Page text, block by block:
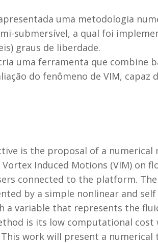
uma metodologia
submersível, a qual foi
graus de liberdade.
uma ferramenta que combine
do fenômeno de VIM,
is the proposal of a
Induced Motions (VIM) on
connected to the platform.
by a simple nonlinear and
a variable that represents the
is its low computational
This work will present a